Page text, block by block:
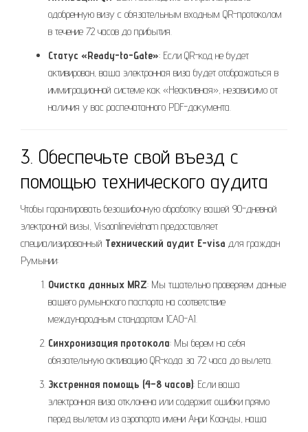
одобренную визу с обязательным входным QR-протоколом
в течение 72 часов до прибытия.
Статус «Ready-to-Gate»: Если QR-код не будет
активирован, ваша электронная виза будет отображаться в
иммиграционной системе как «Неактивная», независимо от
наличия у вас распечатанного PDF-документа.
3. Обеспечьте свой въезд с
помощью технического аудита
Чтобы гарантировать безошибочную обработку вашей 90-дневной
электронной визы, Visaonlinevietnam предоставляет
специализированный Технический аудит E-visa для граждан
Румынии:
Очистка данных MRZ: Мы тщательно проверяем данные
вашего румынского паспорта на соответствие
международным стандартам ICAO-AI.
Синхронизация протокола: Мы берем на себя
обязательную активацию QR-кода за 72 часа до вылета.
Экстренная помощь (4–8 часов): Если ваша
электронная виза отклонена или содержит ошибки прямо
перед вылетом из аэропорта имени Анри Коанды, наша